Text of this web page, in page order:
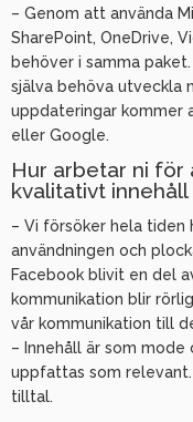
– Genom att använda
SharePoint, OneDrive,
behöver i samma
själva behöva utveckla
uppdateringar kommer
eller Google.
Hur arbetar ni
kvalitativt
– Vi försöker hela tiden
användningen och
Facebook blivit en del
kommunikation blir
vår kommunikation till
– Innehåll är som
uppfattas som
tilltal.